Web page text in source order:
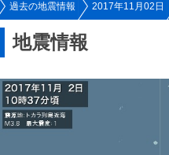
過去の地震情報 2017年11月02日
地震情報